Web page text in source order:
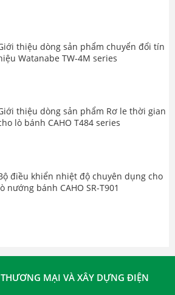
thiệu dòng sản phẩm chuyển đổi tín
Watanabe TW-4M series
thiệu dòng sản phẩm Rơ le thời gian
lò bánh CAHO T484 series
điều khiển nhiệt độ chuyên dụng cho
nướng bánh CAHO SR-T901
MẠI VÀ XÂY DỰNG ĐIỆN